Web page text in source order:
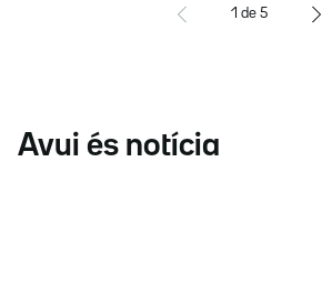
1 de 5
Avui és notícia